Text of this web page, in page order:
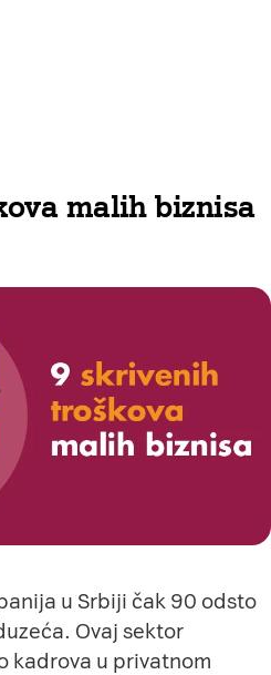
malih biznisa
u Srbiji čak 90 odsto
Ovaj sektor
kadrova u privatnom